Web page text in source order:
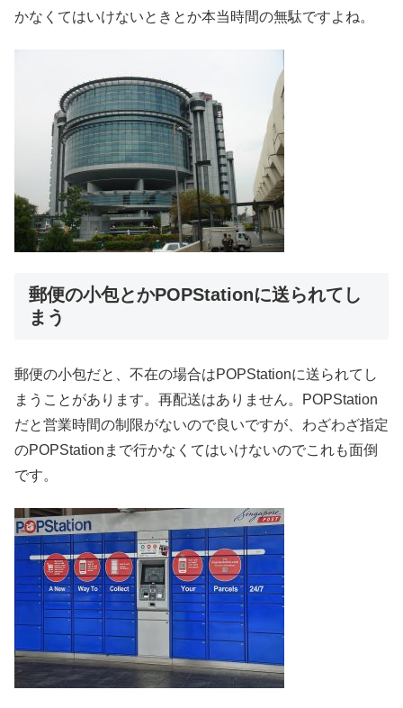
かなくてはいけないときとか本当時間の無駄ですよね。
郵便の小包とかPOPStationに送られてし
まう
郵便の小包だと、不在の場合はPOPStationに送られてし
まうことがあります。再配送はありません。POPStation
だと営業時間の制限がないので良いですが、わざわざ指定
のPOPStationまで行かなくてはいけないのでこれも面倒
です。